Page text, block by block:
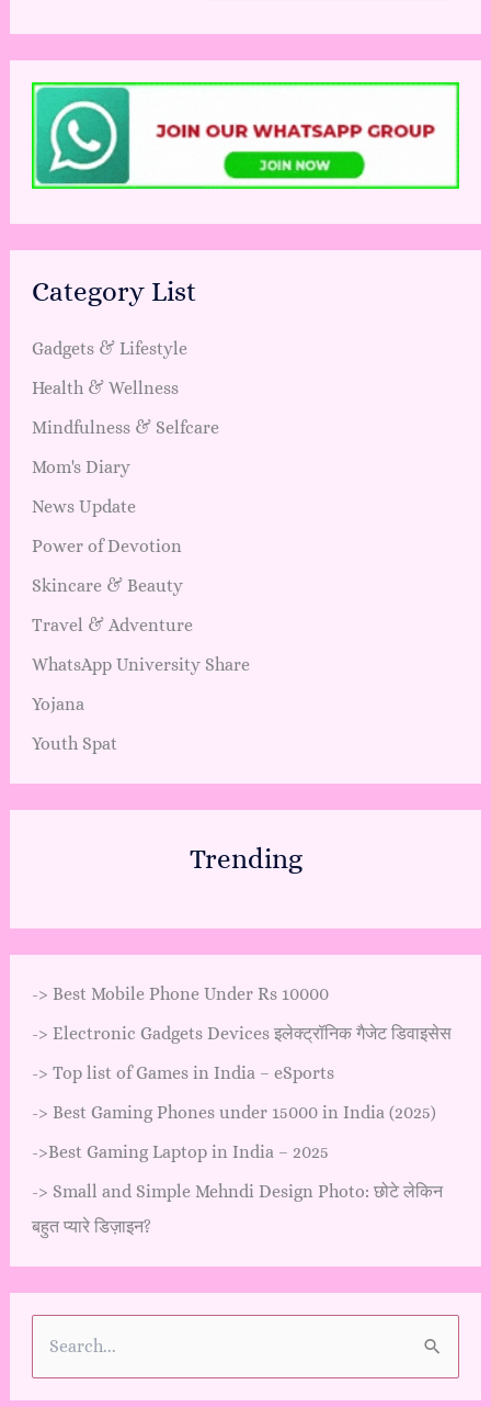
Category List
Gadgets & Lifestyle
Health & Wellness
Mindfulness & Selfcare
Mom's Diary
News Update
Power of Devotion
Skincare & Beauty
Travel & Adventure
WhatsApp University Share
Yojana
Youth Spat
Trending
-> Best Mobile Phone Under Rs 10000
-> Electronic Gadgets Devices इलेक्ट्रॉनिक गैजेट डिवाइसेस
-> Top list of Games in India – eSports
-> Best Gaming Phones under 15000 in India (2025)
->Best Gaming Laptop in India – 2025
-> Small and Simple Mehndi Design Photo: छोटे लेकिन
बहुत प्यारे डिज़ाइन?